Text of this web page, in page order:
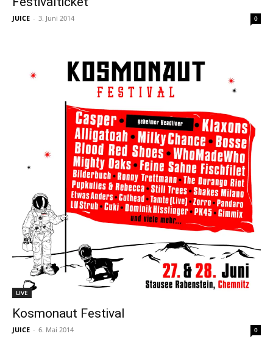
JUICE - 3. Juni 2014 0
LIVE
Kosmonaut Festival
JUICE - 6. Mai 2014 0